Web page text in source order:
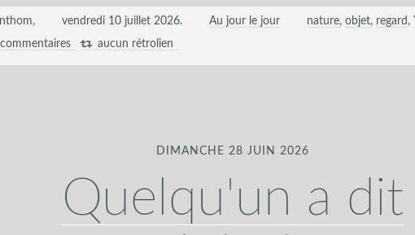
vendredi 10 juillet 2026. Au jour le jour nature objet regard
aucun rétrolien
DIMANCHE 28 JUIN 2026
Quelqu'un a dit